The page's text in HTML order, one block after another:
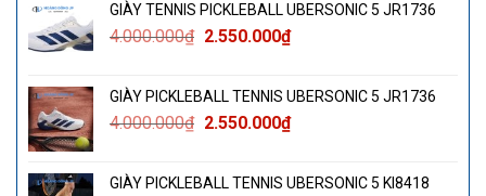
4.300.000₫.là:
2.850.000₫.
GIÀY TENNIS PICKLEBALL UBERSONIC 5 JR1736
4.000.000₫ Giá
4.000.000₫.
2.550.000₫Giá
là:
2.550.000₫.
GIÀY PICKLEBALL TENNIS UBERSONIC 5 JR1736
4.000.000₫ Giá
4.000.000₫.
2.550.000₫Giá
là:
GIÀY PICKLEBALL TENNIS UBERSONIC 5 KI8418